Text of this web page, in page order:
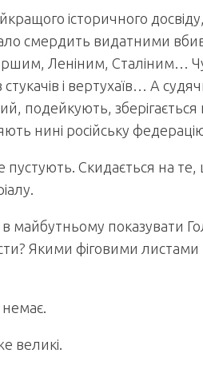
історичного досвіду,
смердить видатними
Леніним, Сталіним…
і вертухаїв… А
подейкують, зберігається
нині російську
пустують. Скидається на
майбутньому показувати
Якими фіговими
немає.
великі.